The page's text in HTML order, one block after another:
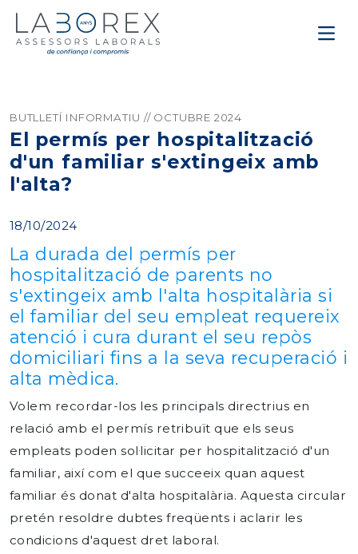
BUTLLETÍ INFORMATIU // OCTUBRE 2024
El permís per hospitalització
d'un familiar s'extingeix amb
l'alta?
18/10/2024
La durada del permís per
hospitalització de parents no
s'extingeix amb l'alta hospitalària si
el familiar del seu empleat requereix
atenció i cura durant el seu repòs
domiciliari fins a la seva recuperació i
alta mèdica.
Volem recordar-los les principals directrius en
relació amb el permís retribuït que els seus
empleats poden sol·licitar per hospitalització d'un
familiar, així com el que succeeix quan aquest
familiar és donat d'alta hospitalària. Aquesta circular
pretén resoldre dubtes freqüents i aclarir les
condicions d'aquest dret laboral.